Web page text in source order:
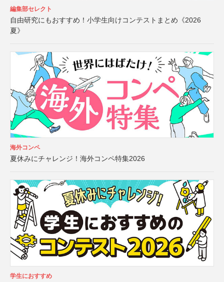
編集部セレクト
自由研究にもおすすめ！小学生向けコンテストまとめ《2026
夏》
海外コンペ
夏休みにチャレンジ！海外コンペ特集2026
学生におすすめ